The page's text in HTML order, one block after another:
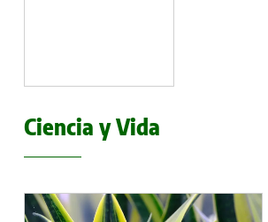
Ciencia y Vida